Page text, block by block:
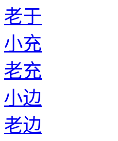
老于
小充
老充
小边
老边